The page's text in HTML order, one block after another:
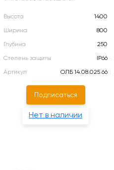
Высота
1400
Ширина
800
Глубина
250
Степень защиты
IP66
Артикул
ОЛБ 14.08.025 66
Подписаться
Нет в наличии